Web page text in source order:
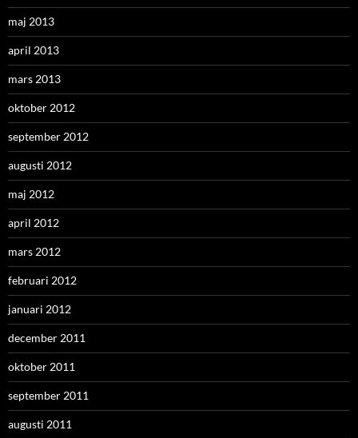
maj 2013
april 2013
mars 2013
oktober 2012
september 2012
augusti 2012
maj 2012
april 2012
mars 2012
februari 2012
januari 2012
december 2011
oktober 2011
september 2011
augusti 2011